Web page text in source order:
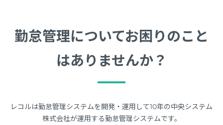
勤怠管理についてお困りのこと
はありませんか？
レコルは勤怠管理システムを開発・運用して10年の中央システム
株式会社が運用する勤怠管理システムです。